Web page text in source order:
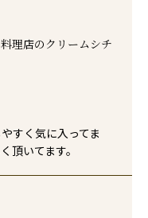
理店のクリームシチ
すく気に入ってま
頂いてます。